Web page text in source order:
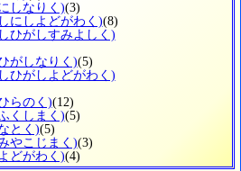
しなりく)(3)
にしよどがわく)(8)
ひがしすみよしく)
がしなりく)(5)
ひがしよどがわく)
らのく)(12)
くしまく)(5)
とく)(5)
やこじまく)(3)
どがわく)(4)